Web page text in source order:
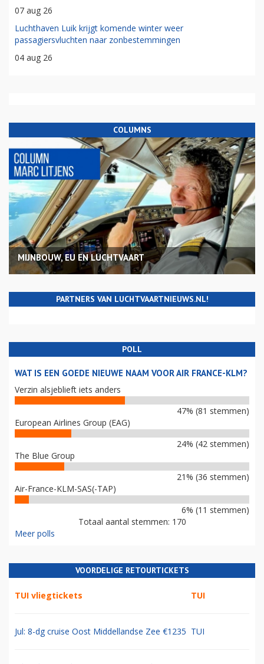
07 aug 26
Luchthaven Luik krijgt komende winter weer
passagiersvluchten naar zonbestemmingen
04 aug 26
COLUMNS
MIJNBOUW, EU EN LUCHTVAART
PARTNERS VAN LUCHTVAARTNIEUWS.NL!
POLL
WAT IS EEN GOEDE NIEUWE NAAM VOOR AIR FRANCE-KLM?
Verzin alsjeblieft iets anders
47% (81 stemmen)
European Airlines Group (EAG)
24% (42 stemmen)
The Blue Group
21% (36 stemmen)
Air-France-KLM-SAS(-TAP)
6% (11 stemmen)
Totaal aantal stemmen: 170
Meer polls
VOORDELIGE RETOURTICKETS
TUI vliegtickets TUI
Jul: 8-dg cruise Oost Middellandse Zee €1235 TUI